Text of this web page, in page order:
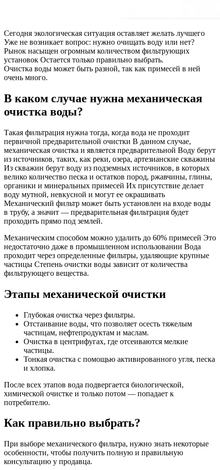
Сегодня экологическая ситуация оставляет желать лучшего
Уже не возникает вопрос: нужно очищать воду или нет?
Рынок насыщен огромным количеством фильтрующих
установок Остается только правильно выбрать.
Очистка воды может быть разной, так как примесей в ней
очень много.
В каком случае нужна механическая
очистка воды?
Такая фильтрация нужна тогда, когда вода не проходит
первичной предварительной очистки В данном случае,
механическая очистка и является предварительной Воду берут
из источников, таких, как реки, озера, артезианские скважины
Из скважин берут воду из подземных источников, в которых
велико количество песка и остатков пород, ржавчины, глины,
органики и минеральных примесей Их присутствие делает
воду мутной, невкусной и могут ее окрашивать
Механический фильтр может быть установлен на входе воды
в трубу, а значит — предварительная фильтрация будет
проходить прямо под землей.
Механическим способом можно удалить до 60% примесей Это
недостаточно даже в промышленном использовании Вода
проходит через определенные фильтры, удаляющие крупные
частицы Степень очистки воды зависит от количества
фильтрующего вещества.
Этапы механической очистки
Глубокая очистка через фильтры.
Отстаивание воды, что позволяет осесть тяжелым
частицам, нефтепродуктам и маслам.
Очистка в центрифугах, где отсеиваются мелкие
частицы.
Тонкая очистка с помощью активированного угля, песка
и хлопка.
После всех этапов вода подвергается биологической,
химической очистке и только потом — попадает к
потребителю.
Как правильно выбрать?
При выборе механического фильтра, нужно знать некоторые
особенности, чтобы получить полную и правильную
консультацию у продавца.